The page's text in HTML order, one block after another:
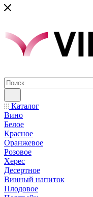
Каталог
Вино
Белое
Красное
Оранжевое
Розовое
Херес
Десертное
Винный напиток
Плодовое